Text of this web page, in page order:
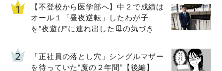
【不登校から医学部へ】中２で成績は
オール１「昼夜逆転」したわが子
を”夜遊び”に連れ出した母の気づき
「正社員の落とし穴」シングルマザー
を待っていた“魔の２年間”【後編】